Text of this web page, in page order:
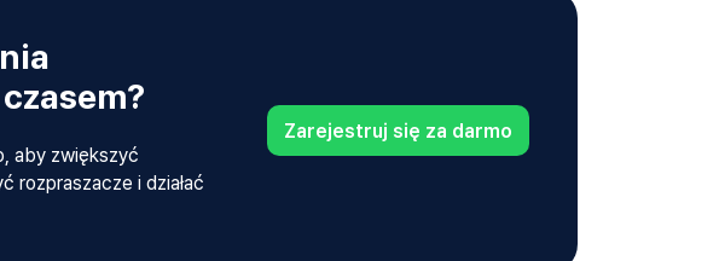
aby zwiększyć
rozpraszacze i działać
Zarejestruj się za darmo